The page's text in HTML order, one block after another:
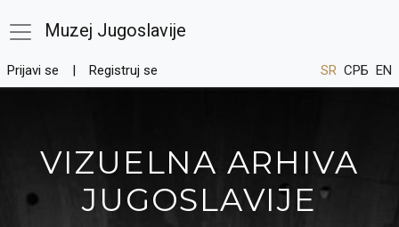
Muzej Jugoslavije
Prijavi se Registruj se SR СРБ EN
VIZUELNA ARHIVA
JUGOSLAVIJE